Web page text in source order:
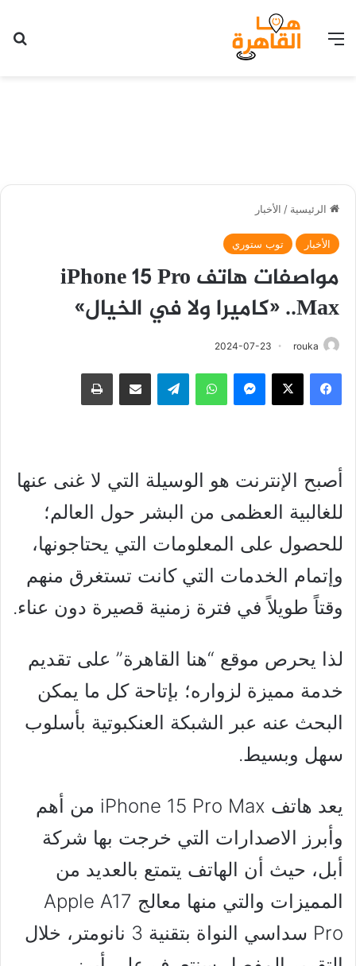
القائمة
الرئيسية / الأخبار
الأخبار توب ستوري
مواصفات هاتف iPhone 15 Pro
Max.. «كاميرا ولا في الخيال»
rouka
2024-07-23
فيسبوك ‫X ماسنجر واتساب تيلقرام مشاركة عبر البريد طباعة
أصبح الإنترنت هو الوسيلة التي لا غنى عنها
للغالبية العظمى من البشر حول العالم؛
للحصول على المعلومات التي يحتاجونها،
وإتمام الخدمات التي كانت تستغرق منهم
وقتاً طويلاً في فترة زمنية قصيرة دون عناء.
لذا يحرص موقع “هنا القاهرة” على تقديم
خدمة مميزة لزواره؛ بإتاحة كل ما يمكن
البحث عنه عبر الشبكة العنكبوتية بأسلوب
سهل وبسيط.
يعد هاتف iPhone 15 Pro Max من أهم
وأبرز الاصدارات التي خرجت بها شركة
أبل، حيث أن الهاتف يتمتع بالعديد من
المميزات والتي منها معالج Apple A17
Pro سداسي النواة بتقنية 3 نانومتر، خلال